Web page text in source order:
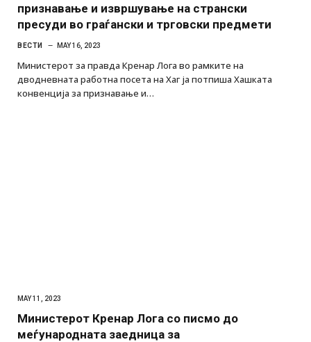
признавање и извршување на странски
пресуди во граѓански и трговски предмети
ВЕСТИ MAY 16, 2023
Министерот за правда Кренар Лога во рамките на
дводневната работна посета на Хаг ја потпиша Хашката
конвенција за признавање и…
MAY 11, 2023
Министерот Кренар Лога со писмо до
меѓународната заедница за